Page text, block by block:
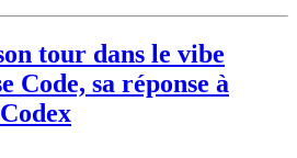
tour dans le vibe
Code, sa réponse à